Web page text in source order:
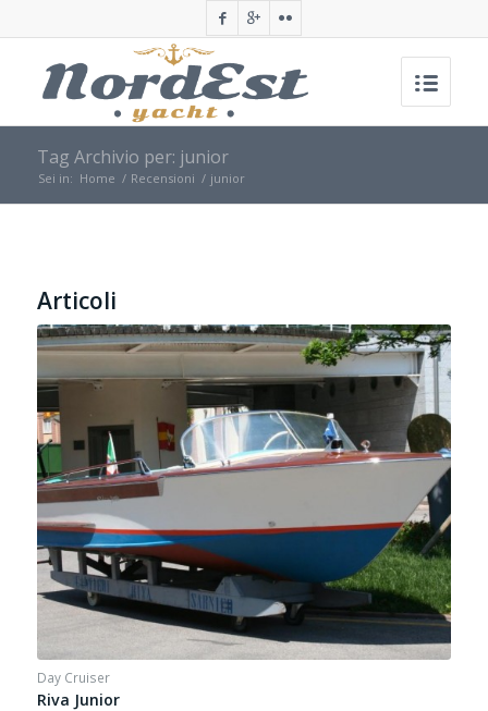
Tag Archivio per: junior
Sei in: Home / Recensioni / junior
Articoli
Day Cruiser
Riva Junior